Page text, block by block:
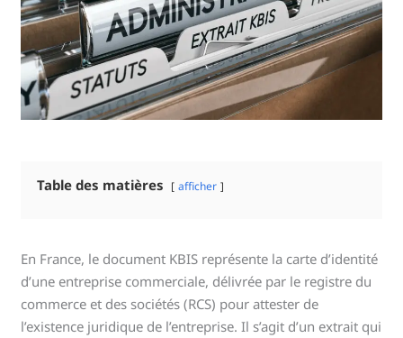
Table des matières afficher
En France, le document KBIS représente la carte d’identité
d’une entreprise commerciale, délivrée par le registre du
commerce et des sociétés (RCS) pour attester de
l’existence juridique de l’entreprise. Il s’agit d’un extrait qui